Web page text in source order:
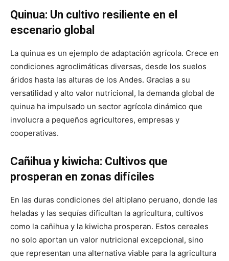
Quinua: Un cultivo resiliente en el
escenario global
La quinua es un ejemplo de adaptación agrícola. Crece en
condiciones agroclimáticas diversas, desde los suelos
áridos hasta las alturas de los Andes. Gracias a su
versatilidad y alto valor nutricional, la demanda global de
quinua ha impulsado un sector agrícola dinámico que
involucra a pequeños agricultores, empresas y
cooperativas.
Cañihua y kiwicha: Cultivos que
prosperan en zonas difíciles
En las duras condiciones del altiplano peruano, donde las
heladas y las sequías dificultan la agricultura, cultivos
como la cañihua y la kiwicha prosperan. Estos cereales
no solo aportan un valor nutricional excepcional, sino
que representan una alternativa viable para la agricultura